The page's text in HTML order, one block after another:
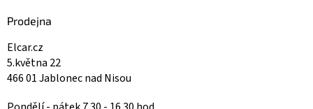
Prodejna
Elcar.cz
5.května 22
466 01 Jablonec nad Nisou